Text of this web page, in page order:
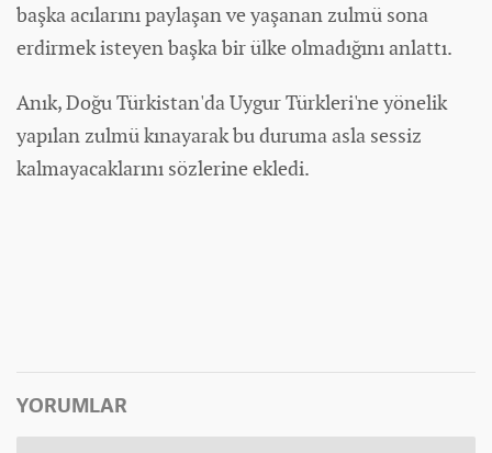
başka acılarını paylaşan ve yaşanan zulmü sona
erdirmek isteyen başka bir ülke olmadığını anlattı.
Anık, Doğu Türkistan'da Uygur Türkleri'ne yönelik
yapılan zulmü kınayarak bu duruma asla sessiz
kalmayacaklarını sözlerine ekledi.
YORUMLAR